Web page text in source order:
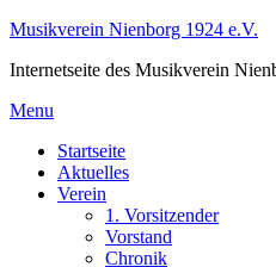
Skip
content
Musikverein Nienborg 1924 e.V.
Internetseite des Musikverein
Menu
Startseite
Aktuelles
Verein
1. Vorsitzender
Vorstand
Chronik